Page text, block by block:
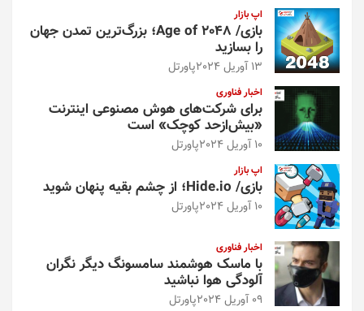
اپ بازار
بازی/ Age of 2048؛ بزرگ‌ترین تمدن جهان
را بسازید
13 آوریل 2024 پاورتل
اخبار فناوری
برای شرکت‌های هوش مصنوعی اینترنت
«بیش‌از‌حد کوچک» است
10 آوریل 2024 پاورتل
اپ بازار
بازی/ Hide.io؛ از چشم بقیه پنهان شوید
10 آوریل 2024 پاورتل
اخبار فناوری
با ماسک هوشمند سامسونگ دیگر نگران
آلودگی هوا نباشید
09 آوریل 2024 پاورتل